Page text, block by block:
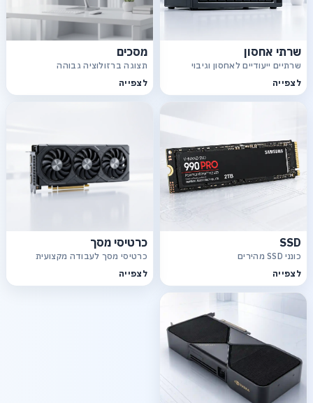
שרתי אחסון
שרתיים ייעודיים לאחסון וגיבוי
לצפייה
מסכים
תצוגה ברזולוציה גבוהה
לצפייה
SSD
כונני SSD מהירים
לצפייה
כרטיסי מסך
כרטיסי מסך לעבודה מקצועית
לצפייה